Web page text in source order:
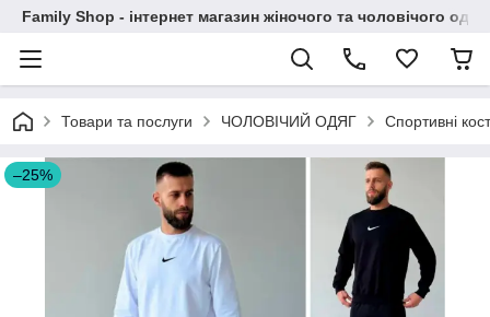
Family Shop - інтернет магазин жіночого та чоловічого
Товари та послуги ЧОЛОВІЧИЙ ОДЯГ Спортивні
–25%